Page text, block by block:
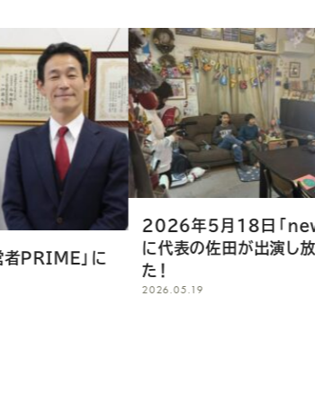
2026年5月18日「news every.」
に代表の佐田が出演し放映されまし
た！